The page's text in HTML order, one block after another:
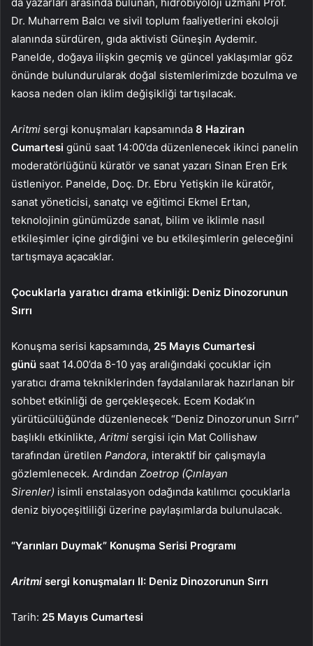
Dr. Muharrem Balcı ve sivil toplum faaliyetlerini ekoloji
alanında sürdüren, gıda aktivisti Güneşin Aydemir.
Panelde, doğaya ilişkin geçmiş ve güncel yaklaşımlar göz
önünde bulundurularak doğal sistemlerimizde bozulma ve
kaosa neden olan iklim değişikliği tartışılacak.
Aritmi sergi konuşmaları kapsamında 8 Haziran
Cumartesi günü saat 14:00’da düzenlenecek ikinci panelin
moderatörlüğünü küratör ve sanat yazarı Sinan Eren Erk
üstleniyor. Panelde, Doç. Dr. Ebru Yetişkin ile küratör,
sanat yöneticisi, sanatçı ve eğitimci Ekmel Ertan,
teknolojinin günümüzde sanat, bilim ve iklimle nasıl
etkileşimler içine girdiğini ve bu etkileşimlerin geleceğini
tartışmaya açacaklar.
Çocuklarla yaratıcı drama etkinliği: Deniz Dinozorunun
Sırrı
Konuşma serisi kapsamında, 25 Mayıs Cumartesi
günü saat 14.00’da 8-10 yaş aralığındaki çocuklar için
yaratıcı drama tekniklerinden faydalanılarak hazırlanan bir
sohbet etkinliği de gerçekleşecek. Ecem Kodak’ın
yürütücülüğünde düzenlenecek “Deniz Dinozorunun Sırrı”
başlıklı etkinlikte, Aritmi sergisi için Mat Collishaw
tarafından üretilen Pandora, interaktif bir çalışmayla
gözlemlenecek. Ardından Zoetrop (Çınlayan
Sirenler) isimli enstalasyon odağında katılımcı çocuklarla
deniz biyoçeşitliliği üzerine paylaşımlarda bulunulacak.
“Yarınları Duymak” Konuşma Serisi Programı
Aritmi sergi konuşmaları II: Deniz Dinozorunun Sırrı
Tarih: 25 Mayıs Cumartesi